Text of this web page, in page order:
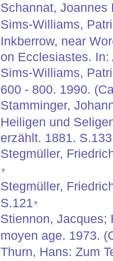
Schannat, Joannes
Sims-Williams,
Inkberrow, near
on Ecclesiastes.
Sims-Williams,
600 - 800. 1990.
Stamminger,
Heiligen und
erzählt. 1881. S.133
Stegmüller,
Stegmüller,
S.121
Stiennon, Jacques;
moyen age. 1973.
Thurn, Hans: Zum